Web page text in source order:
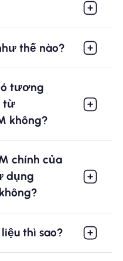
thế nào?
tương
từ
không?
chính của
dụng
thì sao?